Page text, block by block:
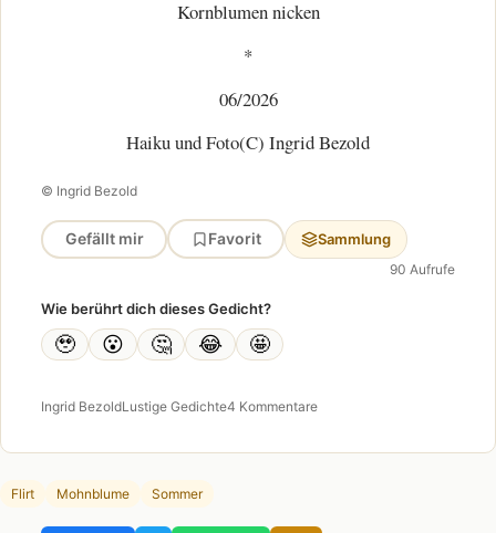
Kornblumen nicken
*
06/2026
Haiku und Foto(C) Ingrid Bezold
© Ingrid Bezold
Gefällt mir Favorit Sammlung
90 Aufrufe
Wie berührt dich dieses Gedicht?
🥹 😮 🤔 😂 🤩
Ingrid BezoldLustige Gedichte4 Kommentare
Flirt Mohnblume Sommer